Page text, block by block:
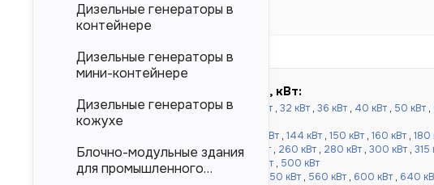
Быстрый подбор по мощности, кВт:
до 100 кВт:16 кВт,20 кВт,24 кВт 30 кВт , 32 кВт , 36 кВт , 40 кВт , 50 кВт ,
кВт,80 кВт
130 кВт , 144 кВт , 150 кВт , 160 кВт , 180
кВт,220 кВт,240 кВт,250 кВт,256 кВт , 260 кВт , 280 кВт , 300 кВт , 315
кВт,360 кВт,400 кВт,450 кВт 480 кВт , 500 кВт
от 520 до 1000 кВт: 520 кВт, 550 кВт , 560 кВт , 600 кВт , 640
Дизельные генераторы в
контейнере
Дизельные генераторы в
мини-контейнере
Дизельные генераторы в
кожухе
Блочно-модульные здания
для промышленного